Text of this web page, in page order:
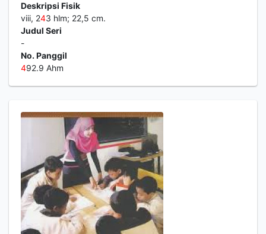
Deskripsi Fisik
viii, 243 hlm; 22,5 cm.
Judul Seri
-
No. Panggil
492.9 Ahm